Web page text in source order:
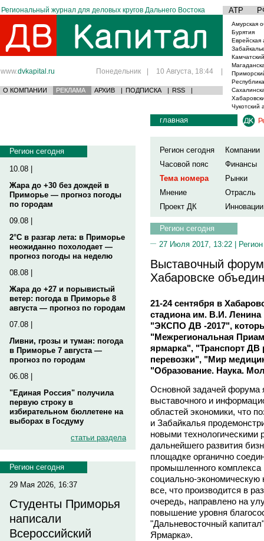
Региональный журнал для деловых кругов Дальнего Востока АТР
www.dvkapital.ru Понедельник | 10 Августа, 18:44 |
О КОМПАНИИ РЕКЛАМА АРХИВ | ПОДПИСКА | RSS |
Амурская
Бурятия
Еврейская
Чукотский
Регион сегодня
10.08 |
Жара до +30 без дождей в
Приморье — прогноз погоды
по городам
09.08 |
2°C в разгар лета: в Приморье
неожиданно похолодает —
прогноз погоды на неделю
08.08 |
Жара до +27 и порывистый
ветер: погода в Приморье 8
августа — прогноз по городам
07.08 |
Ливни, грозы и туман: погода
в Приморье 7 августа —
прогноз по городам
06.08 |
"Единая Россия" получила
первую строку в
избирательном бюллетене на
выборах в Госдуму
статьи раздела
Регион сегодня
29 Мая 2026, 16:37
Студенты Приморья
написали
Всероссийский
главная
Регион сегодня
Компании
Часовой пояс
Финансы
Тема номера
Рынки
Мнение
Отрасль
Проект ДК
Инновации
Регион сегодня
27 Июля 2017, 13:22 |
Выставочный
Хабаровске
21-24 сентября в
стадиона им. В.И.
"ЭКСПО ДВ -2017",
"Межрегиональная
ярмарка", "Транспорт ДВ
перевозки", "Мир
"Образование. Наука.
Основной задачей форума
выставочного и
областей экономики, что
и Забайкалья
новыми технологическими
дальнейшего развития
площадке органично
промышленного комплекса
социально-экономическую
все, что производится в
очередь, направлено на
повышение уровня
"Дальневосточный
Ярмарка».